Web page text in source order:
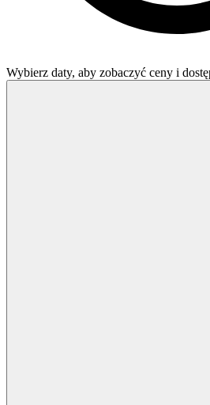
Wybierz daty, aby zobaczyć ceny i